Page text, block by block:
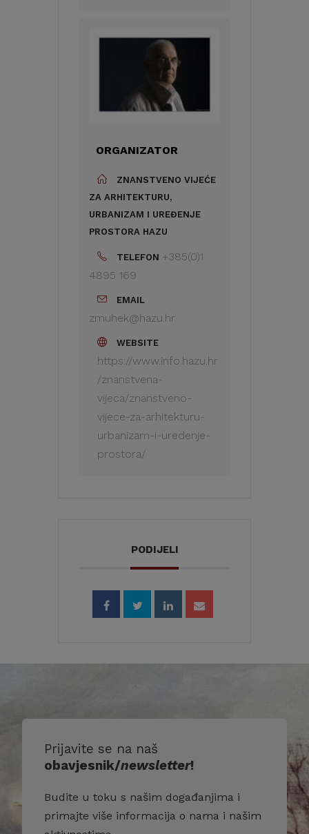
ORGANIZATOR
ZNANSTVENO VIJEĆE
ZA ARHITEKTURU,
URBANIZAM I UREĐENJE
PROSTORA HAZU
TELEFON +385(0)1
4895 169
EMAIL
zmuhek@hazu.hr
WEBSITE
https://www.info.hazu.hr
/znanstvena-
vijeca/znanstveno-
vijece-za-arhitekturu-
urbanizam-i-uredenje-
prostora/
PODIJELI
Prijavite se na naš
obavjesnik/newsletter!
Budite u toku s našim događanjima i
primajte više informacija o nama i našim